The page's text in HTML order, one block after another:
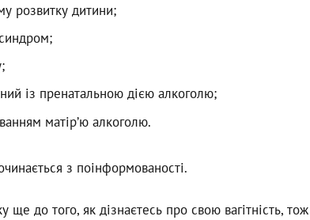
розвитку дитини;
із пренатальною дією алкоголю;
матір’ю алкоголю.
з поінформованості.
до того, як дізнаєтесь про свою вагітність, тож